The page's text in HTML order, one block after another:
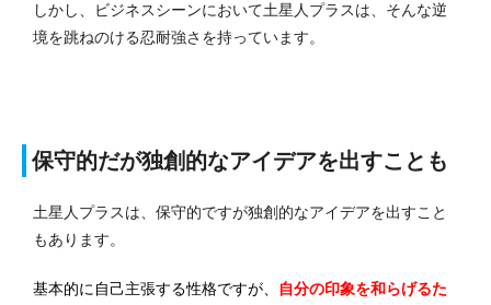
しかし、ビジネスシーンにおいて土星人プラスは、そんな逆
境を跳ねのける忍耐強さを持っています。
保守的だが独創的なアイデアを出すことも
土星人プラスは、保守的ですが独創的なアイデアを出すこと
もあります。
基本的に自己主張する性格ですが、
自分の印象を和らげるた